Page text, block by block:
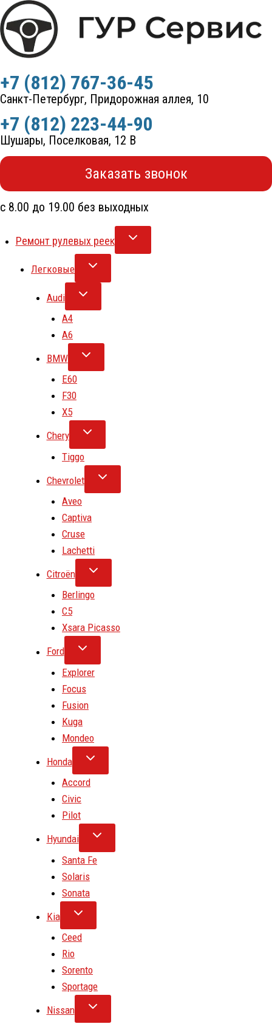
Перейти
к
содержимому
+7 (812) 767-36-45
Санкт-Петербург, Придорожная аллея, 10
+7 (812) 223-44-90
Шушары, Поселковая, 12 В
Заказать звонок
с 8.00 до 19.00 без выходных
Ремонт рулевых реек
Легковые
Audi
A4
A6
BMW
E60
F30
X5
Chery
Tiggo
Chevrolet
Aveo
Captiva
Cruse
Lachetti
Citroën
Berlingo
C5
Xsara Picasso
Ford
Explorer
Focus
Fusion
Kuga
Mondeo
Honda
Accord
Civic
Pilot
Hyundai
Santa Fe
Solaris
Sonata
Kia
Ceed
Rio
Sorento
Sportage
Nissan